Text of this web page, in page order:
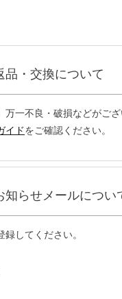
品・交換について
一不良・破損などがご
イドをご確認ください。
知らせメールについ
してください。